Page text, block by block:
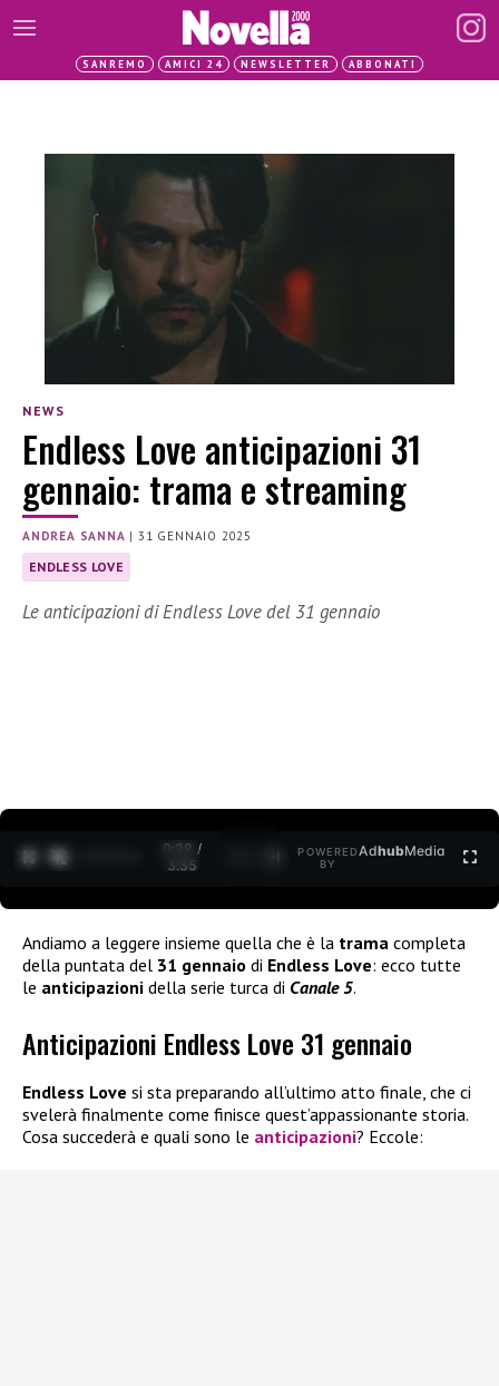
SANREMO AMICI 24 NEWSLETTER ABBONATI
NEWS
Endless Love anticipazioni 31
gennaio: trama e streaming
ANDREA SANNA |31 GENNAIO 2025
ENDLESS LOVE
Le anticipazioni di Endless Love del 31 gennaio
0:30 /
3:35
POWERED
BY
AdhubMedia
Andiamo a leggere insieme quella che è la trama completa
della puntata del 31 gennaio di Endless Love: ecco tutte
le anticipazioni della serie turca di Canale 5.
Anticipazioni Endless Love 31 gennaio
Endless Love si sta preparando all’ultimo atto finale, che ci
svelerà finalmente come finisce quest’appassionante storia.
Cosa succederà e quali sono le anticipazioni? Eccole: